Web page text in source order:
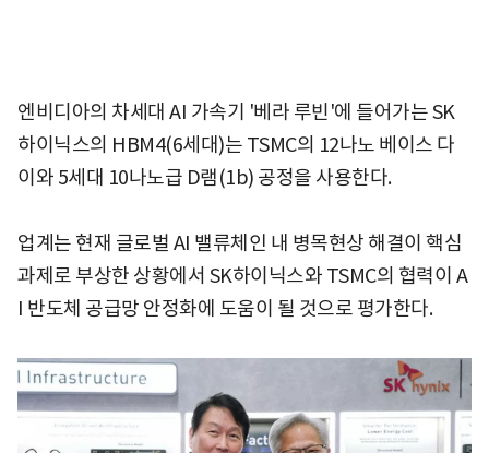
엔비디아의 차세대 AI 가속기 '베라 루빈'에 들어가는 SK
하이닉스의 HBM4(6세대)는 TSMC의 12나노 베이스 다
이와 5세대 10나노급 D램(1b) 공정을 사용한다.
업계는 현재 글로벌 AI 밸류체인 내 병목현상 해결이 핵심
과제로 부상한 상황에서 SK하이닉스와 TSMC의 협력이 A
I 반도체 공급망 안정화에 도움이 될 것으로 평가한다.